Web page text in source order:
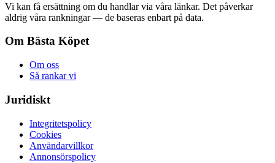
Vi kan få ersättning om du handlar via våra länkar. Det påverkar
aldrig våra rankningar — de baseras enbart på data.
Om Bästa Köpet
Om oss
Så rankar vi
Juridiskt
Integritetspolicy
Cookies
Användarvillkor
Annonsörspolicy